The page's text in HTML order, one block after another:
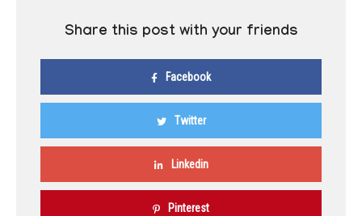
Share this post with your friends
Facebook
Twitter
Linkedin
Pinterest